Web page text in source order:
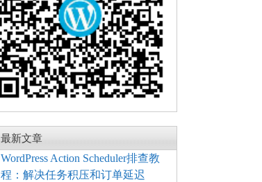
最新文章
WordPress Action Scheduler排查教
程：解决任务积压和订单延迟